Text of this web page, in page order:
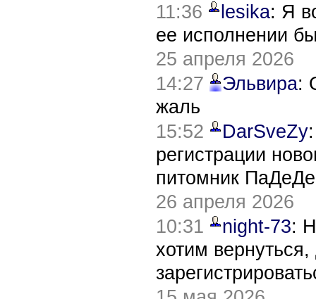
11:36
lesika: Я
ее исполнении
25 апреля 2026
14:27
Эльвира:
жаль
15:52
DarSveZy
регистрации
питомник
26 апреля 2026
10:31
night-73:
хотим